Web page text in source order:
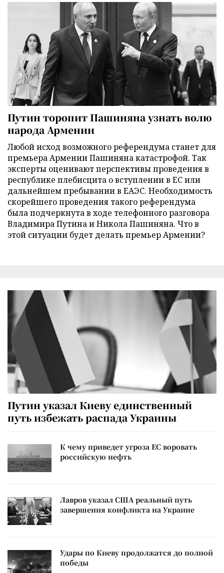
Путин торопит Пашиняна узнать волю
народа Армении
Любой исход возможного референдума станет для
премьера Армении Пашиняна катастрофой. Так
эксперты оценивают перспективы проведения в
республике плебисцита о вступлении в ЕС или
дальнейшем пребывании в ЕАЭС. Необходимость
скорейшего проведения такого референдума
была подчеркнута в ходе телефонного разговора
Владимира Путина и Никола Пашиняна. Что в
этой ситуации будет делать премьер Армении?
Путин указал Киеву единственный
путь избежать распада Украины
К чему приведет угроза ЕС воровать
российскую нефть
Лавров указал США реальный путь
завершения конфликта на Украине
Удары по Киеву продолжатся до полной
победы